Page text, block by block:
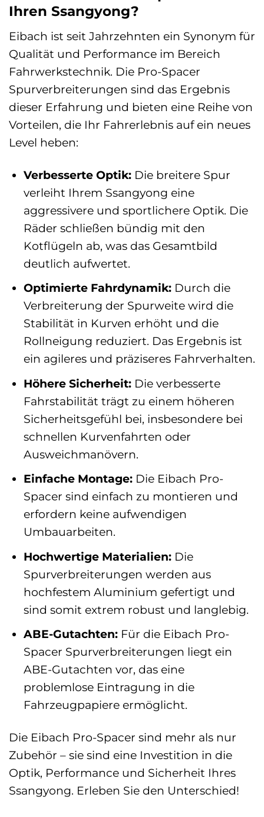
Ihren Ssangyong?
Eibach ist seit Jahrzehnten ein Synonym für
Qualität und Performance im Bereich
Fahrwerkstechnik. Die Pro-Spacer
Spurverbreiterungen sind das Ergebnis
dieser Erfahrung und bieten eine Reihe von
Vorteilen, die Ihr Fahrerlebnis auf ein neues
Level heben:
Verbesserte Optik:Die breitere Spur
verleiht Ihrem Ssangyong eine
aggressivere und sportlichere Optik. Die
Räder schließen bündig mit den
Kotflügeln ab, was das Gesamtbild
deutlich aufwertet.
Optimierte Fahrdynamik:Durch die
Verbreiterung der Spurweite wird die
Stabilität in Kurven erhöht und die
Rollneigung reduziert. Das Ergebnis ist
ein agileres und präziseres Fahrverhalten.
Höhere Sicherheit:Die verbesserte
Fahrstabilität trägt zu einem höheren
Sicherheitsgefühl bei, insbesondere bei
schnellen Kurvenfahrten oder
Ausweichmanövern.
Einfache Montage:Die Eibach Pro-
Spacer sind einfach zu montieren und
erfordern keine aufwendigen
Umbauarbeiten.
Hochwertige Materialien:Die
Spurverbreiterungen werden aus
hochfestem Aluminium gefertigt und
sind somit extrem robust und langlebig.
ABE-Gutachten:Für die Eibach Pro-
Spacer Spurverbreiterungen liegt ein
ABE-Gutachten vor, das eine
problemlose Eintragung in die
Fahrzeugpapiere ermöglicht.
Die Eibach Pro-Spacer sind mehr als nur
Zubehör – sie sind eine Investition in die
Optik, Performance und Sicherheit Ihres
Ssangyong. Erleben Sie den Unterschied!